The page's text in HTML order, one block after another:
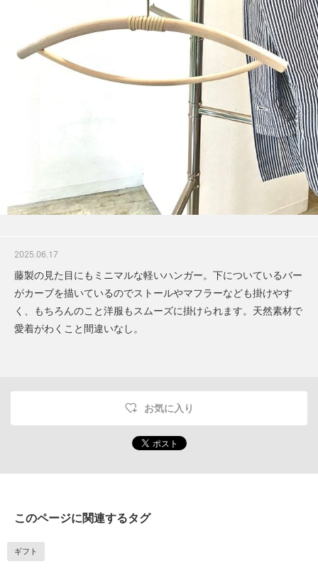
2025.06.17
藤製の見た目にもミニマルな軽いハンガー。下についているバー
がカーブを描いているのでストールやマフラーなども掛けやす
く、もちろんのこと洋服もスムーズに掛けられます。天然素材で
愛着がわくこと間違いなし。
お気に入り
このページに関連するタグ
ギフト